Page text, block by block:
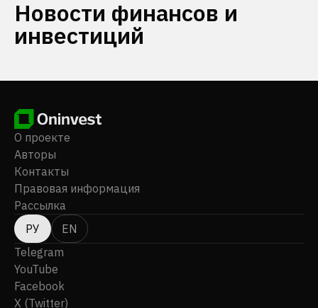
Новости финансов и
инвестиций
О проекте
Авторы
Контакты
Правовая информация
Рассылка
РУ
EN
Telegram
YouTube
Facebook
X (Twitter)